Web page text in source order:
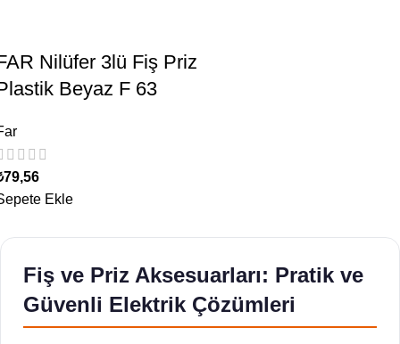
Nilüfer 3lü Fiş Priz
Beyaz F 63
79,56
Ekle
Fiş ve Priz Aksesuarları: Pratik ve
Güvenli Elektrik Çözümleri